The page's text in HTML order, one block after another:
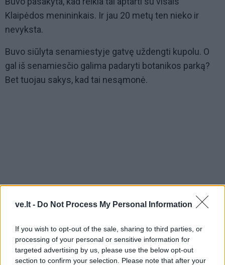
ve.lt - Do Not Process My Personal Information
If you wish to opt-out of the sale, sharing to third parties, or
processing of your personal or sensitive information for
targeted advertising by us, please use the below opt-out
section to confirm your selection. Please note that after your
Klaipėdos menininkais. Ir jau 20 metų ten nieko ir
nevyksta.
Buvo siūlyta senamiestyje gatvę uždengti kupolu. O
gal iš senamiesčio galima padaryti botanikos parką?
Bet tuojau sakys, kad tai nesąmonė.
Agnija ŠEIKO, choreografė